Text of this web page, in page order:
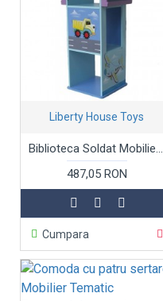
Liberty House Toys
Biblioteca Soldat Mobilier Tematic - Trasportation din lemn MDF Liberty House Toys OnlyToys
487,05 RON
Cumpara